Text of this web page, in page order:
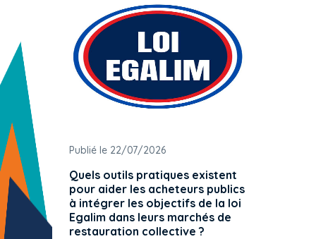
Publié le 22/07/2026
Quels outils pratiques existent
pour aider les acheteurs publics
à intégrer les objectifs de la loi
Egalim dans leurs marchés de
restauration collective ?